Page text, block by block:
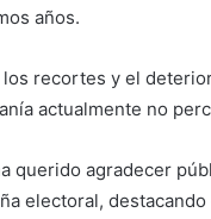
años.
recortes y el
actualmente no
querido agradecer
electoral,